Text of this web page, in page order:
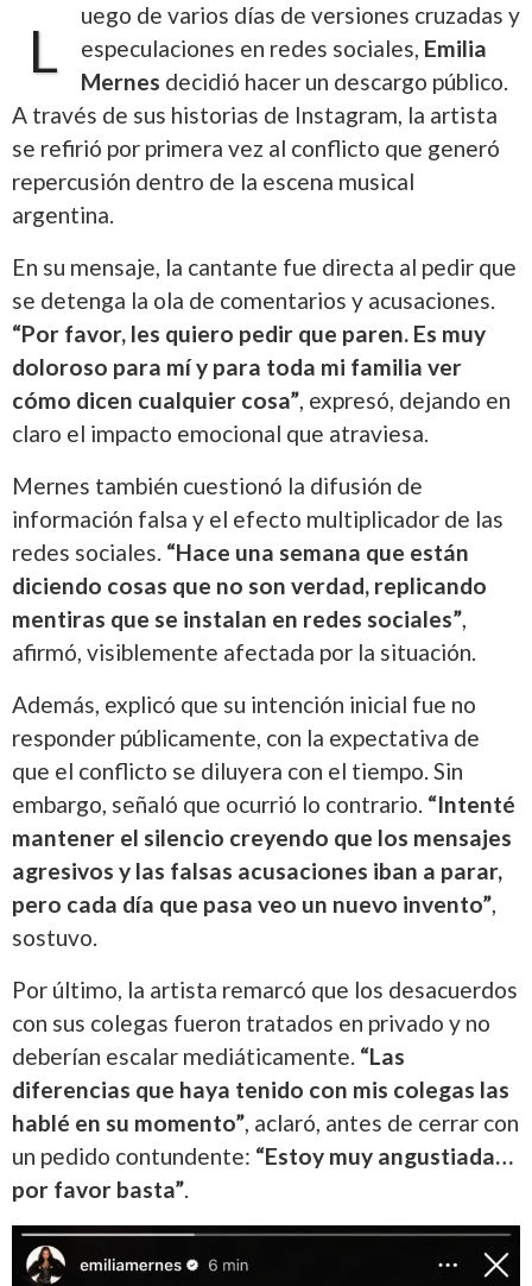
L
uego de varios días de versiones cruzadas y
especulaciones en redes sociales, Emilia
Mernes decidió hacer un descargo público.
A través de sus historias de Instagram, la artista
se refirió por primera vez al conflicto que generó
repercusión dentro de la escena musical
argentina.
En su mensaje, la cantante fue directa al pedir que
se detenga la ola de comentarios y acusaciones.
“Por favor, les quiero pedir que paren. Es muy
doloroso para mí y para toda mi familia ver
cómo dicen cualquier cosa”, expresó, dejando en
claro el impacto emocional que atraviesa.
Mernes también cuestionó la difusión de
información falsa y el efecto multiplicador de las
redes sociales. “Hace una semana que están
diciendo cosas que no son verdad, replicando
mentiras que se instalan en redes sociales”,
afirmó, visiblemente afectada por la situación.
Además, explicó que su intención inicial fue no
responder públicamente, con la expectativa de
que el conflicto se diluyera con el tiempo. Sin
embargo, señaló que ocurrió lo contrario. “Intenté
mantener el silencio creyendo que los mensajes
agresivos y las falsas acusaciones iban a parar,
pero cada día que pasa veo un nuevo invento”,
sostuvo.
Por último, la artista remarcó que los desacuerdos
con sus colegas fueron tratados en privado y no
deberían escalar mediáticamente. “Las
diferencias que haya tenido con mis colegas las
hablé en su momento”, aclaró, antes de cerrar con
un pedido contundente: “Estoy muy angustiada…
por favor basta”.